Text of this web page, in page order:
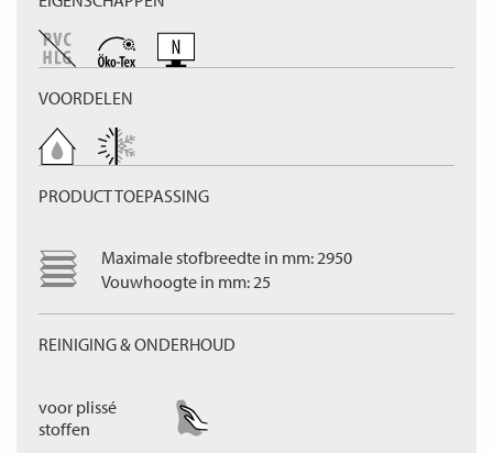
VOORDELEN
PRODUCT TOEPASSING
Maximale stofbreedte in mm: 2950
Vouwhoogte in mm: 25
REINIGING & ONDERHOUD
voor plissé
stoffen